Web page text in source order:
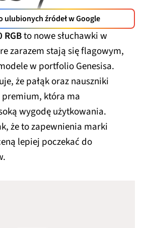
ulubionych źródeł w Google
RGBto nowe słuchawki w
zarazem stają się flagowym,
w portfolio Genesisa.
że pałąk oraz nauszniki
premium, która ma
wygodę użytkowania.
że to zapewnienia marki
lepiej poczekać do